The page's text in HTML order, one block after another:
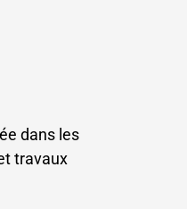
dans les
travaux